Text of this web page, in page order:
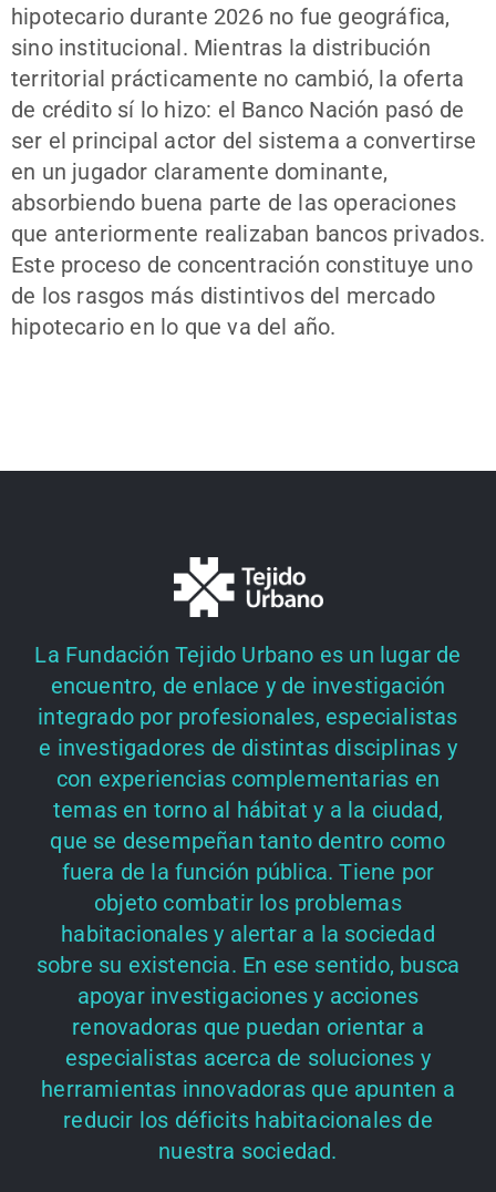
hipotecario durante 2026 no fue geográfica,
sino institucional. Mientras la distribución
territorial prácticamente no cambió, la oferta
de crédito sí lo hizo: el Banco Nación pasó de
ser el principal actor del sistema a convertirse
en un jugador claramente dominante,
absorbiendo buena parte de las operaciones
que anteriormente realizaban bancos privados.
Este proceso de concentración constituye uno
de los rasgos más distintivos del mercado
hipotecario en lo que va del año.
La Fundación Tejido Urbano es un lugar de
encuentro, de enlace y de investigación
integrado por profesionales, especialistas
e investigadores de distintas disciplinas y
con experiencias complementarias en
temas en torno al hábitat y a la ciudad,
que se desempeñan tanto dentro como
fuera de la función pública. Tiene por
objeto combatir los problemas
habitacionales y alertar a la sociedad
sobre su existencia. En ese sentido, busca
apoyar investigaciones y acciones
renovadoras que puedan orientar a
especialistas acerca de soluciones y
herramientas innovadoras que apunten a
reducir los déficits habitacionales de
nuestra sociedad.